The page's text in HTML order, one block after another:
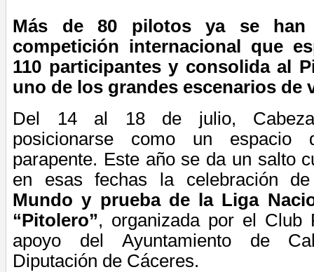
Más de 80 pilotos ya se
competición internacional que
110 participantes y consolida al
uno de los grandes escenarios de
Del 14
al 18
de julio,
posicionarse como un espacio
parapente. Este año se da un salto
en esas fechas la celebración
Mundo y prueba de la Liga
“Pitolero”, organizada por el Club
apoyo del Ayuntamiento de
Diputación de Cáceres.